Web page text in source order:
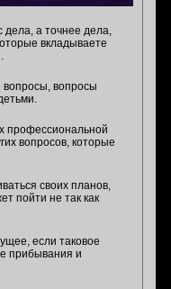
дела, а точнее дела,
вкладываете
вопросы
профессиональной
вопросов, которые
своих планов,
пойти не так как
если таковое
прибывания и